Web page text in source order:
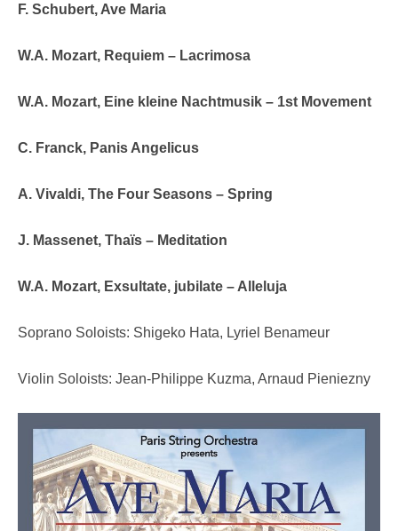
F. Schubert, Ave Maria
W.A. Mozart, Requiem – Lacrimosa
W.A. Mozart, Eine kleine Nachtmusik – 1st Movement
C. Franck, Panis Angelicus
A. Vivaldi, The Four Seasons – Spring
J. Massenet, Thaïs – Meditation
W.A. Mozart, Exsultate, jubilate – Alleluja
Soprano Soloists: Shigeko Hata, Lyriel Benameur
Violin Soloists: Jean-Philippe Kuzma, Arnaud Pieniezny